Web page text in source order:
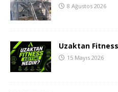
8 Ağustos 2026
Uzaktan
15 Mayıs 2026